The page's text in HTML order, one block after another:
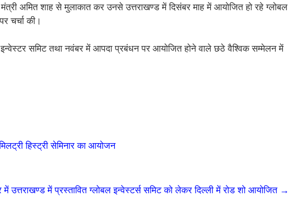
अमित शाह से मुलाकात कर उनसे उत्तराखण्ड में दिसंबर माह में आयोजित हो रहे ग्लोबल
चर्चा की।
समिट तथा नवंबर में आपदा प्रबंधन पर आयोजित होने वाले छठे वैश्विक सम्मेलन में
हिस्ट्री सेमिनार का आयोजन
में उत्तराखण्ड में प्रस्तावित ग्लोबल इन्वेस्टर्स समिट को लेकर दिल्ली में रोड शो आयोजित →